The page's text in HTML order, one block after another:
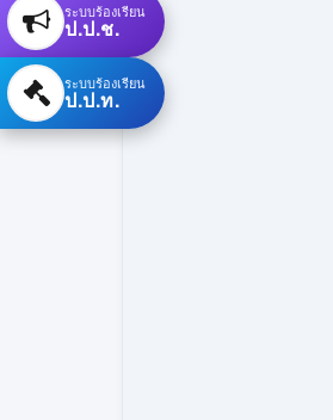
ระบบร้องเรียน
ป.ป.ช.
ระบบร้องเรียน
ป.ป.ท.